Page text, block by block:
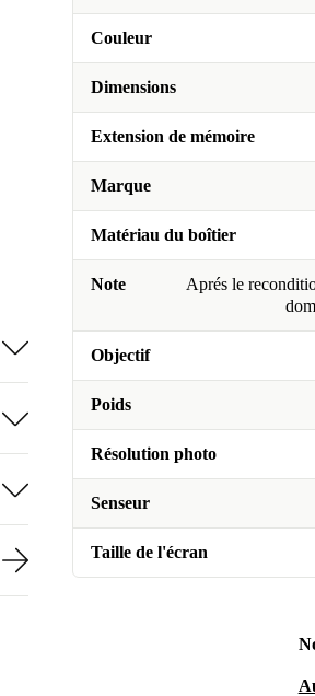
Couleur
Dimensions
Extension de mémoire
Marque
Matériau du boîtier
Note
Aprés le
Objectif
Poids
Résolution photo
Senseur
Taille de l'écran